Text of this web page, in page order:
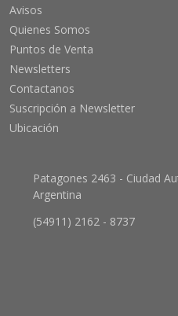
Avisos
Quienes Somos
Puntos de Venta
Newsletters
Contactanos
Suscripción a Newsletter
Ubicación
Patagones 2463 - Ciudad
Argentina
(54911) 2162 - 8737